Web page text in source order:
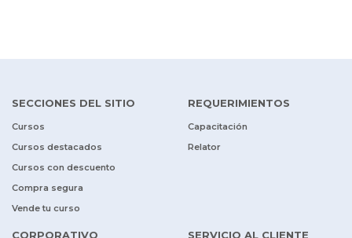
SECCIONES DEL SITIO
Cursos
Cursos destacados
Cursos con descuento
Compra segura
Vende tu curso
REQUERIMIENTOS
Capacitación
Relator
CORPORATIVO SERVICIO AL CLIENTE